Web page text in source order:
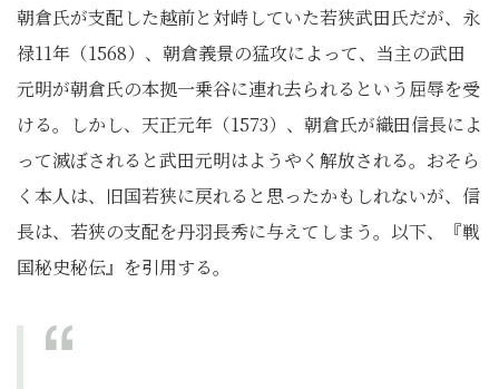
朝倉氏が支配した越前と対峙していた若狭武田氏だが、永
禄11年（1568）、朝倉義景の猛攻によって、当主の武田
元明が朝倉氏の本拠一乗谷に連れ去られるという屈辱を受
ける。しかし、天正元年（1573）、朝倉氏が織田信長によ
って滅ぼされると武田元明はようやく解放される。おそら
く本人は、旧国若狭に戻れると思ったかもしれないが、信
長は、若狭の支配を丹羽長秀に与えてしまう。以下、『戦
国秘史秘伝』を引用する。